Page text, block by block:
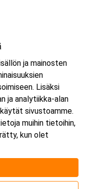
ja mainosten
Lisäksi
ja analytiikka-alan
sivustoamme.
muihin tietoihin,
kun olet